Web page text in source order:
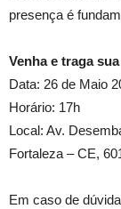
presença é
Venha e traga
Data: 26 de Maio
Horário: 17h
Local: Av.
Fortaleza – CE,
Em caso de